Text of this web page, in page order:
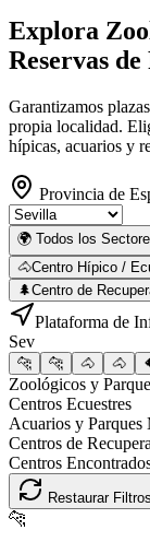
Explora
Reservas
Garantizamos
propia localidad.
hípicas, acuarios y
Provincia de
🌍 Todos los
🐴Centro Hípico /
🌲Centro de
Plataforma de
Sev
🐆 🐆 🐴 🐴
Zoológicos y
Centros Ecuestres
Acuarios y Parques
Centros de
Centros
Restaurar Filtros
🐆